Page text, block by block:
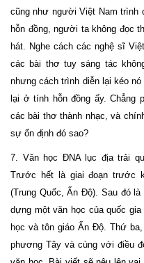
cũng như người Việt Nam trình
hỗn đồng, người ta không đọc
hát. Nghe cách các nghệ sĩ
các bài thơ tuy sáng tác
nhưng cách trình diễn lại kéo
lại ở tính hỗn đồng ấy. Chẳng
các bài thơ thành nhạc, và
sự ổn định đó sao?
7. Văn học ĐNA lục địa trải
Trước hết là giai đoạn trước
(Trung Quốc, Ấn Độ). Sau đó
dựng một văn học của quốc
học và tôn giáo Ấn Độ. Thứ
phương Tây và cùng với điều